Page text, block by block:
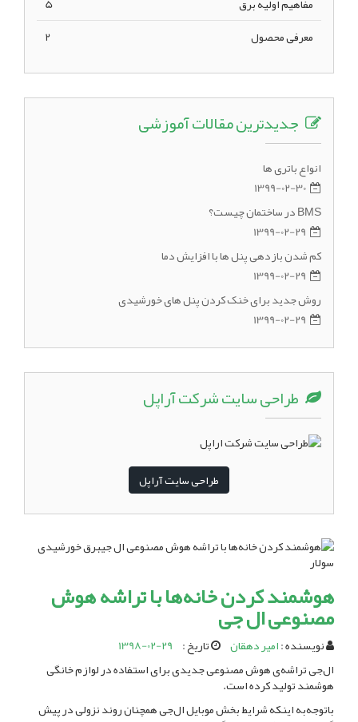
معرفی محصول
2
جدیدترین مقالات آموزشی
انواع باتری ها
1399-02-30
BMS در ساختمان چیست؟
1399-02-29
کم شدن بازدهی پنل ها با افزایش دما
1399-02-29
روش جدید برای خنک کردن پنل های خورشیدی
1399-02-29
طراحی سایت شرکت آراپل
طراحی سایت آراپل
هوشمند کردن خانه‌ها با تراشه هوش
مصنوعی ال جی
نویسنده :امیر دهقان تاریخ : 1398-02-29
ال‌جی تراشه‌ی هوش مصنوعی جدیدی برای استفاده در لوازم خانگی
هوشمند تولید کرده است.
باتوجه‌به اینکه شرایط بخش موبایل ال‌جی همچنان روند نزولی در پیش